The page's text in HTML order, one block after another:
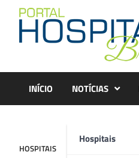
content
INÍCIO NOTÍCIAS
Hospitais
HOSPITAIS